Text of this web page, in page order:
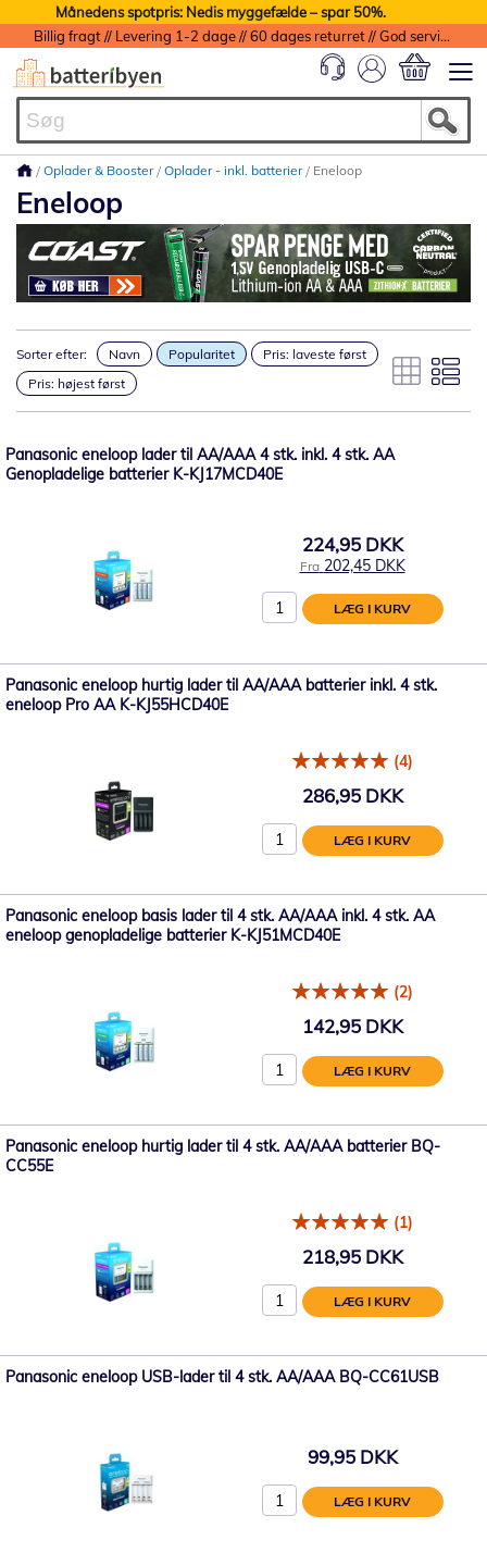
Månedens spotpris: Nedis myggefælde – spar 50%.
Billig fragt // Levering 1-2 dage // 60 dages returret // God service med garanti
Oplader & Booster Oplader - inkl. batterier Eneloop
Eneloop
Sorter efter: Navn Popularitet
Pris: laveste først
Pris: højest først
Panasonic eneloop lader til AA/AAA 4 stk. inkl. 4 stk. AA
Genopladelige batterier K-KJ17MCD40E
224,95 DKK
Fra 202,45 DKK
LÆG I KURV
Panasonic eneloop hurtig lader til AA/AAA batterier inkl. 4 stk.
eneloop Pro AA K-KJ55HCD40E
(4)
286,95 DKK
LÆG I KURV
Panasonic eneloop basis lader til 4 stk. AA/AAA inkl. 4 stk. AA
eneloop genopladelige batterier K-KJ51MCD40E
(2)
142,95 DKK
LÆG I KURV
Panasonic eneloop hurtig lader til 4 stk. AA/AAA batterier BQ-
CC55E
(1)
218,95 DKK
LÆG I KURV
Panasonic eneloop USB-lader til 4 stk. AA/AAA BQ-CC61USB
99,95 DKK
LÆG I KURV